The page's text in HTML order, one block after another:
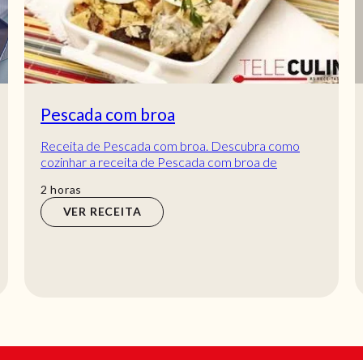
Pescada com broa
Receita de Pescada com broa. Descubra como
cozinhar a receita de Pescada com broa de
2 horas
horas
VER RECEITA